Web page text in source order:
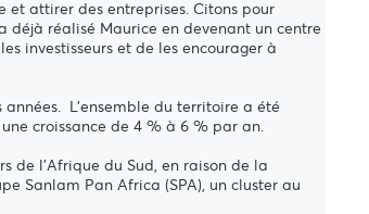
et attirer des entreprises. Citons pour
déjà réalisé Maurice en devenant un centre
investisseurs et de les encourager à
L’ensemble du territoire a été
croissance de 4 % à 6 % par an.
de l'Afrique du Sud, en raison de la
Sanlam Pan Africa (SPA), un cluster au